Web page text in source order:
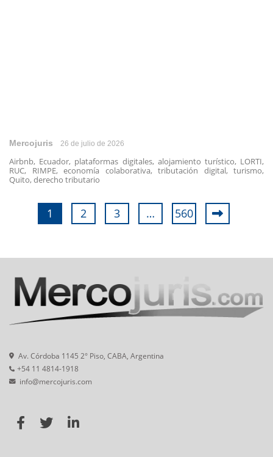
Mercojuris 26 de julio de 2026
Airbnb, Ecuador, plataformas digitales, alojamiento turístico, LORTI,
RUC, RIMPE, economía colaborativa, tributación digital, turismo,
Quito, derecho tributario
1 2 3 … 560
Av. Córdoba 1145 2° Piso, CABA, Argentina
+54 11 4814-1918
info@mercojuris.com